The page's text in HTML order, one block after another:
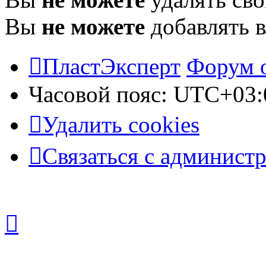
Вы не можете добавлять
ПластЭксперт Форум
Часовой пояс:
Удалить cookies
Связаться с